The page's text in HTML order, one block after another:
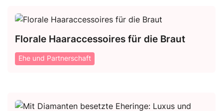
Florale Haaraccessoires für die Braut
Ehe und Partnerschaft